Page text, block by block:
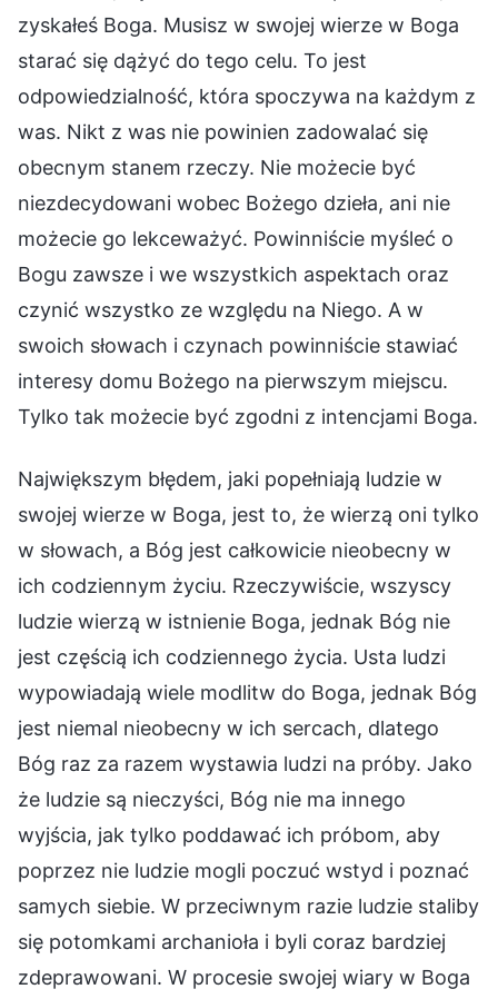
zyskałeś Boga. Musisz w swojej wierze w Boga
starać się dążyć do tego celu. To jest
odpowiedzialność, która spoczywa na każdym z
was. Nikt z was nie powinien zadowalać się
obecnym stanem rzeczy. Nie możecie być
niezdecydowani wobec Bożego dzieła, ani nie
możecie go lekceważyć. Powinniście myśleć o
Bogu zawsze i we wszystkich aspektach oraz
czynić wszystko ze względu na Niego. A w
swoich słowach i czynach powinniście stawiać
interesy domu Bożego na pierwszym miejscu.
Tylko tak możecie być zgodni z intencjami Boga.
Największym błędem, jaki popełniają ludzie w
swojej wierze w Boga, jest to, że wierzą oni tylko
w słowach, a Bóg jest całkowicie nieobecny w
ich codziennym życiu. Rzeczywiście, wszyscy
ludzie wierzą w istnienie Boga, jednak Bóg nie
jest częścią ich codziennego życia. Usta ludzi
wypowiadają wiele modlitw do Boga, jednak Bóg
jest niemal nieobecny w ich sercach, dlatego
Bóg raz za razem wystawia ludzi na próby. Jako
że ludzie są nieczyści, Bóg nie ma innego
wyjścia, jak tylko poddawać ich próbom, aby
poprzez nie ludzie mogli poczuć wstyd i poznać
samych siebie. W przeciwnym razie ludzie staliby
się potomkami archanioła i byli coraz bardziej
zdeprawowani. W procesie swojej wiary w Boga